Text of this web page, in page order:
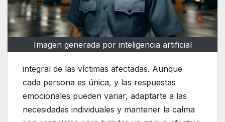
Imagen generada por inteligencia artificial
integral de las víctimas afectadas. Aunque
cada persona es única, y las respuestas
emocionales pueden variar, adaptarte a las
necesidades individuales y mantener la calma